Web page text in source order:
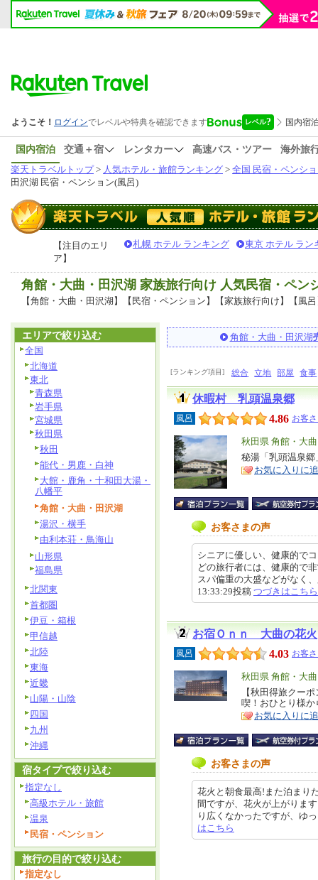
国内宿泊 交通＋宿 レンタカー 高速バス・ツアー
海外旅
楽天トラベルトップ> 人気ホテル・旅館ランキング > 全国 民宿・ペンシ
田沢湖 民宿・ペンション(風呂)
【注目のエリ
ア】
札幌 ホテル ランキング 東京 ホテル ラン
角館・大曲・田沢湖 家族旅行向け 人気民宿・ペン
【角館・大曲・田沢湖】【民宿・ペンション】【家族旅行向け】【風
角館・大曲・田沢湖
[ランキング項目] 総合 立地 部屋 食事
休暇村 乳頭温泉郷
風呂 4.86 お客
エ
リ
ア
秋田県 角館・大
特
徴
秘湯「乳頭温泉
お気に入りに
お客さまの声
シニアに優しい、健康的で
どの旅行者には、健康的で
スパ偏重の大盛などがなく
13:33:29投稿 つづきはこちら
お宿Ｏｎｎ 大曲の花火
風呂 4.03 お客
エ
リ
ア
秋田県 角館・大
特
徴
【秋田得旅クー
喫！おひとり様
お気に入りに
お客さまの声
花火と朝食最高!また泊まり
間ですが、花火が上がりま
り広くなかったですが、ゆ
はこちら
エリアで絞り込む
全国
北海道
東北
青森県
岩手県
宮城県
秋田県
秋田
能代・男鹿・白神
大館・鹿角・十和田大湯・
八幡平
角館・大曲・田沢湖
湯沢・横手
由利本荘・鳥海山
山形県
福島県
北関東
首都圏
伊豆・箱根
甲信越
北陸
東海
近畿
山陽・山陰
四国
九州
沖縄
宿タイプで絞り込む
指定なし
高級ホテル・旅館
温泉
民宿・ペンション
旅行の目的で絞り込む
指定なし